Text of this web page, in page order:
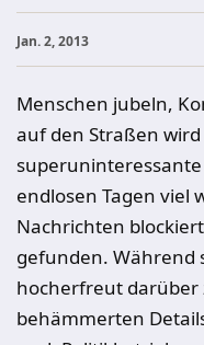
Jan. 2, 2013
Menschen jubeln,
auf den Straßen
superuninteressante
endlosen Tagen viel
Nachrichten
gefunden. Während
hocherfreut darüber
behämmerten